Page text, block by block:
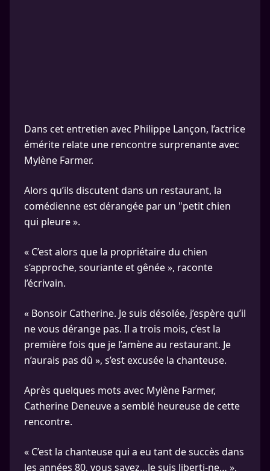
Dans cet entretien avec Philippe Lançon, l’actrice
émérite relate une rencontre surprenante avec
Mylène Farmer.
Alors qu’ils discutent dans un restaurant, la
comédienne est dérangée par un "petit chien
qui pleure ».
« C’est alors que la propriétaire du chien
s’approche, souriante et gênée », raconte
l’écrivain.
« Bonsoir Catherine. Je suis désolée, j’espère qu’il
ne vous dérange pas. Il a trois mois, c’est la
première fois que je l’amène au restaurant. Je
n’aurais pas dû », s’est excusée la chanteuse.
Après quelques mots avec Mylène Farmer,
Catherine Deneuve a semblé heureuse de cette
rencontre.
« C’est la chanteuse qui a eu tant de succès dans
les années 80, vous savez…Je suis liberti-ne… »,